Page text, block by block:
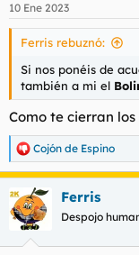
e
s
10 Ene 2023
Ferris rebuznó:
Si nos ponéis de
también a mi el
Como te cierran
R
e
a
c
c
Cojón de Espino
Ferris
Despojo